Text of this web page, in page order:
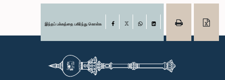
இந்தப் பக்கத்தை பகிர்ந்து கொள்க Facebook